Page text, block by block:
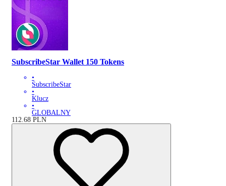
SubscribeStar Wallet 150 Tokens
•
SubscribeStar
•
Klucz
•
GLOBALNY
112.68 PLN